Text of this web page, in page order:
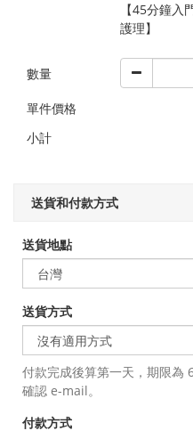
【45分鐘入
護理】
數量
單件價格
小計
送貨和付款方式
送貨地點
送貨方式
付款完成後算第一天，期限為
確認 e-mail。
付款方式